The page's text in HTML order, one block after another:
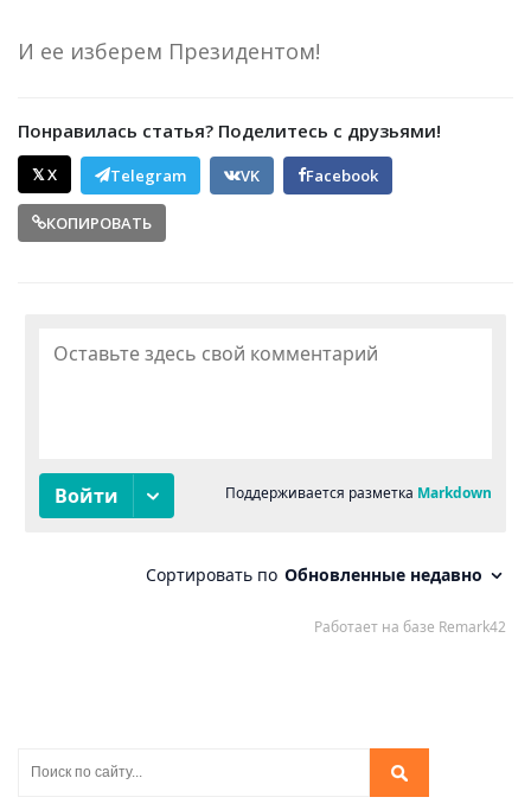
И ее изберем Президентом!
Понравилась статья? Поделитесь с друзьями!
𝕏 X Telegram VK Facebook
КОПИРОВАТЬ